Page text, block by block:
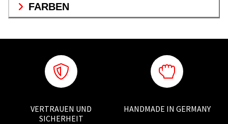
FARBEN
VERTRAUEN UND
SICHERHEIT
HANDMADE IN GERMANY